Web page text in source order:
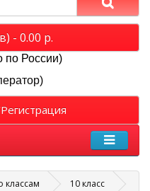
- 0.00 р.
по России)
классам
10 класс